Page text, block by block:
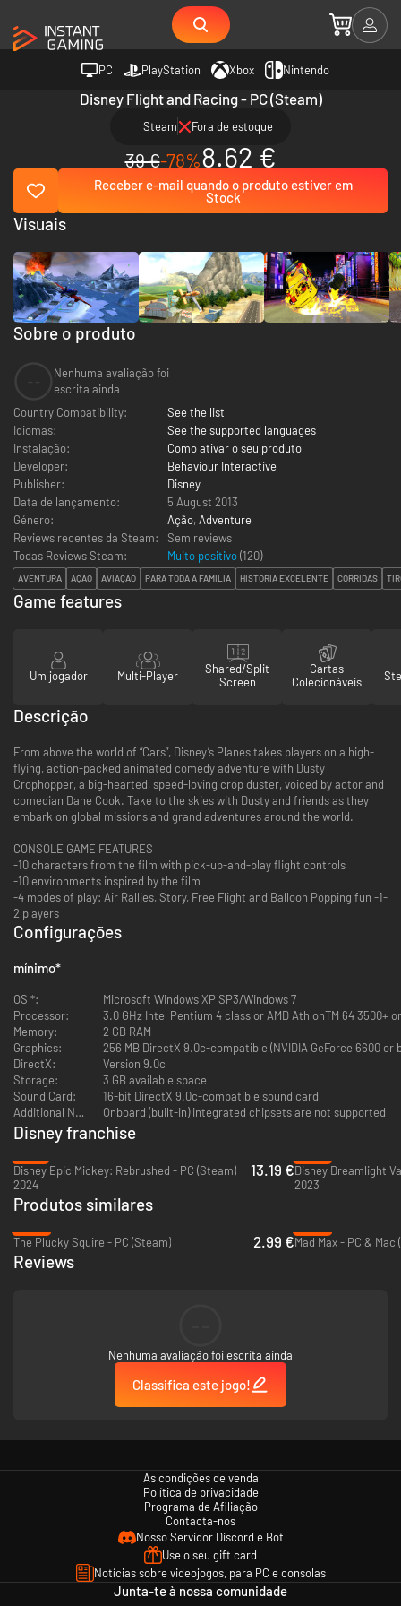
PC PlayStation Xbox Nintendo
Disney Flight and Racing - PC (Steam)
Steam Fora de estoque
39 €-78%8.62 €
Receber e-mail quando o produto estiver em
Stock
Sobre o produto
Nenhuma avaliação foi
escrita ainda
Country Compatibility:
See the list
Idiomas:
See the supported languages
Instalação:
Como ativar o seu produto
Developer:
Behaviour Interactive
Publisher:
Disney
Data de lançamento:
5 August 2013
Género:
Ação, Adventure
Reviews recentes da Steam:
Sem reviews
Todas Reviews Steam:
Muito positivo(120)
AVENTURA AÇÃO AVIAÇÃO PARA TODA A FAMÍLIA HISTÓRIA EXCELENTE CORRIDAS
Visuais
Game features
Um jogador Multi-Player
Shared/Split
Screen
Cartas
Colecionáveis
Descrição
From above the world of “Cars”, Disney’s Planes takes players on a high-
flying, action-packed animated comedy adventure with Dusty
Crophopper, a big-hearted, speed-loving crop duster, voiced by actor and
comedian Dane Cook. Take to the skies with Dusty and friends as they
embark on global missions and grand adventures around the world.
CONSOLE GAME FEATURES
-10 characters from the film with pick-up-and-play flight controls
-10 environments inspired by the film
-4 modes of play: Air Rallies, Story, Free Flight and Balloon Popping fun -1-
2 players
Configurações
mínimo*
OS *:
Microsoft Windows XP SP3/Windows 7
Processor:
3.0 GHz Intel Pentium 4 class or AMD AthlonTM 64 3500+
Memory:
2 GB RAM
Graphics:
256 MB DirectX 9.0c-compatible (NVIDIA GeForce 6600
DirectX:
Version 9.0c
Storage:
3 GB available space
Sound Card:
16-bit DirectX 9.0c-compatible sound card
Additional Notes:
Onboard (built-in) integrated chipsets are not supported
Disney franchise
Disney Epic Mickey: Rebrushed - PC (Steam)
2024
13.19 €Disney Dreamlight
2023
Produtos similares
The Plucky Squire - PC (Steam)
2.99 €Mad Max - PC & Mac
Reviews
Nenhuma avaliação foi escrita ainda
Classifica este jogo!
As condições de venda
Política de privacidade
Programa de Afiliação
Contacta-nos
Nosso Servidor Discord e Bot
Use o seu gift card
Notícias sobre videojogos, para PC e consolas
Junta-te à nossa comunidade